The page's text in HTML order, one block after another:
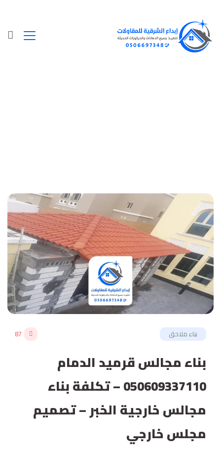
بناء ملاحق 87
بناء مجالس قرميد الدمام
050609337110 – تكلفة بناء
مجالس خارجية الخبر – تصميم
مجلس خارجي